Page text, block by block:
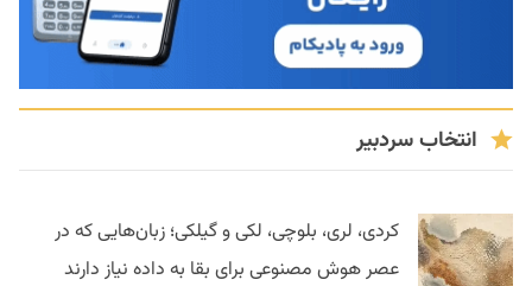
انتخاب سردبیر
کردی، لری، بلوچی، لکی و گیلکی؛ زبان‌هایی که در
عصر هوش مصنوعی برای بقا به داده نیاز دارند